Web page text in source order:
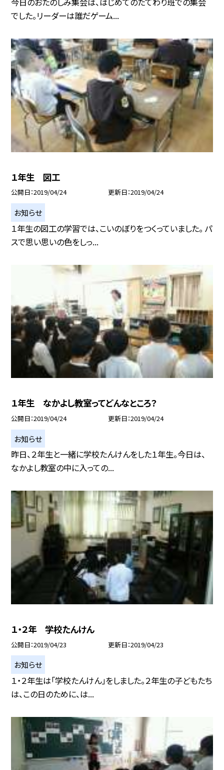
でした。リーダーは誰だゲーム...
１年生 図工
公開日 2019/04/24 更新日 2019/04/24
お知らせ
１年生の図工の学習では、こいのぼりをつくっていました。 パ
スで思い思いの色をしっ...
１年生 なかよし教室ってどんなところ？
公開日 2019/04/24 更新日 2019/04/24
お知らせ
昨日、２年生と一緒に学校たんけんをした１年生。今日は、
なかよし教室の中に入っての...
１・２年 学校たんけん
公開日 2019/04/23 更新日 2019/04/23
お知らせ
１・２年生は「学校たんけん」をしました。２年生の子どもたち
は、この日のために、は...